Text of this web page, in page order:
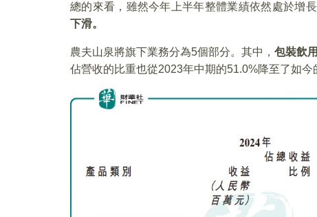
總的來看，雖然今年上半年整體業績依然處於增長
下滑。
農夫山泉將旗下業務分為5個部分。其中， 包裝飲
佔營收的比重也從2023年中期的51.0%降至了如今